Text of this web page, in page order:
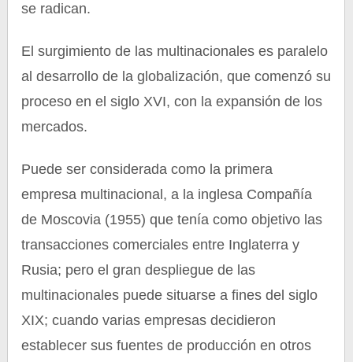
se radican.
El surgimiento de las multinacionales es paralelo
al desarrollo de la globalización, que comenzó su
proceso en el siglo XVI, con la expansión de los
mercados.
Puede ser considerada como la primera
empresa multinacional, a la inglesa Compañía
de Moscovia (1955) que tenía como objetivo las
transacciones comerciales entre Inglaterra y
Rusia; pero el gran despliegue de las
multinacionales puede situarse a fines del siglo
XIX; cuando varias empresas decidieron
establecer sus fuentes de producción en otros